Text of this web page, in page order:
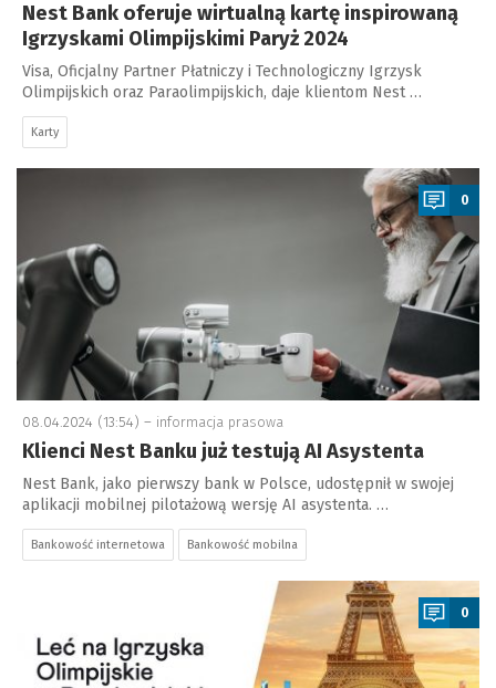
Nest Bank oferuje wirtualną kartę inspirowaną
Igrzyskami Olimpijskimi Paryż 2024
Visa, Oficjalny Partner Płatniczy i Technologiczny Igrzysk
Olimpijskich oraz Paraolimpijskich, daje klientom Nest …
Karty
a
0
08.04.2024 (13:54) – informacja prasowa
Klienci Nest Banku już testują AI Asystenta
Nest Bank, jako pierwszy bank w Polsce, udostępnił w swojej
aplikacji mobilnej pilotażową wersję AI asystenta. …
Bankowość internetowa Bankowość mobilna
0